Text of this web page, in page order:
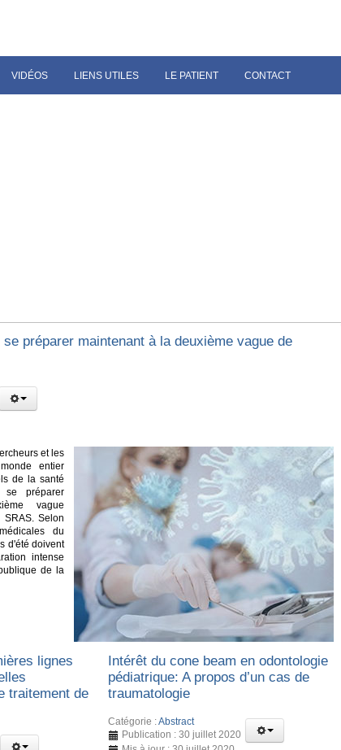
VIDÉOS LIENS UTILES LE PATIENT CONTACT
préparer maintenant à la deuxième vague de
et les
entier
de la santé
préparer
vague
Selon
du
d'été doivent
intense
de la
lignes
traitement de
Intérêt du cone beam en odontologie
pédiatrique: A propos d’un cas de
traumatologie
Catégorie :Abstract
Publication : 30 juillet 2020